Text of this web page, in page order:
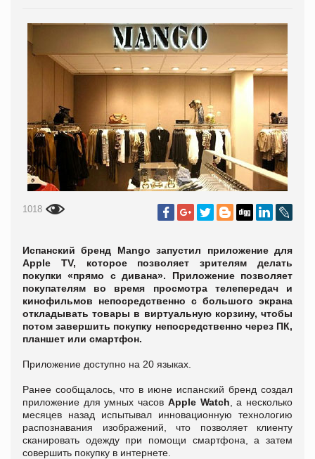
1018
Испанский бренд Mango запустил приложение для
Apple TV, которое позволяет зрителям делать
покупки «прямо с дивана». Приложение позволяет
покупателям во время просмотра телепередач и
кинофильмов непосредственно с большого экрана
откладывать товары в виртуальную корзину, чтобы
потом завершить покупку непосредственно через ПК,
планшет или смартфон.
Приложение доступно на 20 языках.
Ранее сообщалось, что в июне испанский бренд создал
приложение для умных часов Apple Watch , а несколько
месяцев назад испытывал инновационную технологию
распознавания изображений, что позволяет клиенту
сканировать одежду при помощи смартфона, а затем
совершить покупку в интернете.